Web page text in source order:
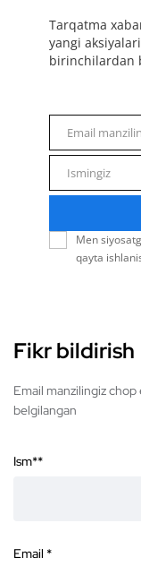
Tarqatma
yangi
birinchilardan
Email
Ismingiz
Men
qayta
Fikr bildirish
Email manzilingiz
belgilangan
Ism**
Email *